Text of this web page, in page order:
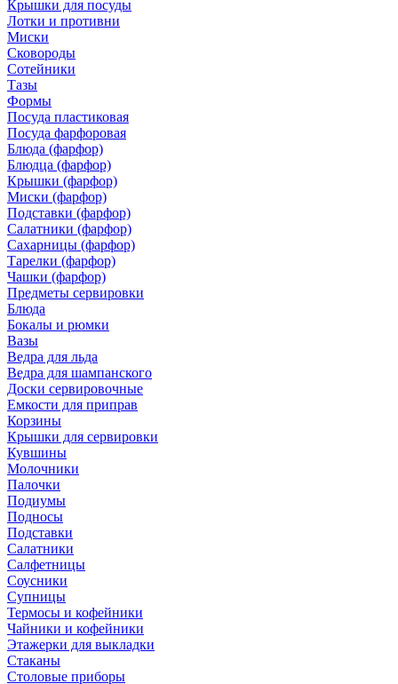
Крышки для посуды
Лотки и противни
Миски
Сковороды
Сотейники
Тазы
Формы
Посуда пластиковая
Посуда фарфоровая
Блюда (фарфор)
Блюдца (фарфор)
Крышки (фарфор)
Миски (фарфор)
Подставки (фарфор)
Салатники (фарфор)
Сахарницы (фарфор)
Тарелки (фарфор)
Чашки (фарфор)
Предметы сервировки
Блюда
Бокалы и рюмки
Вазы
Ведра для льда
Ведра для шампанского
Доски сервировочные
Емкости для приправ
Корзины
Крышки для сервировки
Кувшины
Молочники
Палочки
Подиумы
Подносы
Подставки
Салатники
Салфетницы
Соусники
Супницы
Термосы и кофейники
Чайники и кофейники
Этажерки для выкладки
Стаканы
Столовые приборы